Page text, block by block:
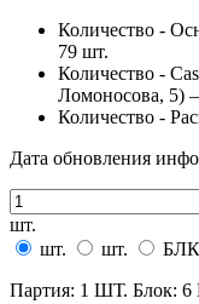
Количество -
79 шт.
Количество -
Ломоносова, 5)
Количество -
Дата обновления
шт.
шт.
шт.
Партия: 1 ШТ. Блок: